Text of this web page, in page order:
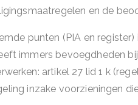
en de
punten (PIA en
immers bevoegdheden
artikel 27 lid 1 k
inzake voorzieningen